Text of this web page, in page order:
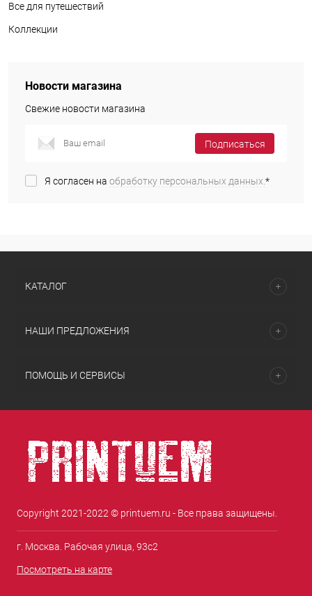
Все для путешествий
Коллекции
Новости магазина
Свежие новости магазина
Подписаться
Я согласен на обработку персональных данных.*
КАТАЛОГ
НАШИ ПРЕДЛОЖЕНИЯ
ПОМОЩЬ И СЕРВИСЫ
Copyright 2021-2022 © printuem.ru - Все права защищены.
г. Москва. Рабочая улица, 93с2
Посмотреть на карте